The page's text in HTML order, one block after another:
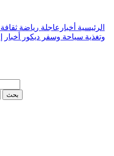
الرئيسية أخبارعاجلة رياضة ثقافة
وتغذية سياحة وسفر ديكور أخبار